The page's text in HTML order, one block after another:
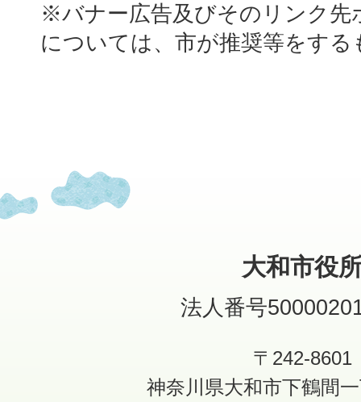
※バナー広告及びそのリンク先
については、市が推奨等をす
大和市役
法人番号
〒242-8601
神奈川県大和市下鶴間